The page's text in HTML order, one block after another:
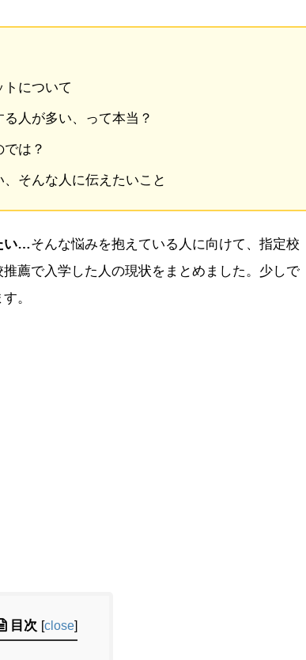
について
人が多い、って本当？
は？
そんな人に伝えたいこと
い…そんな悩みを抱えている人に向けて、指定校
薦で入学した人の現状をまとめました。少しで
。
目次 [close]